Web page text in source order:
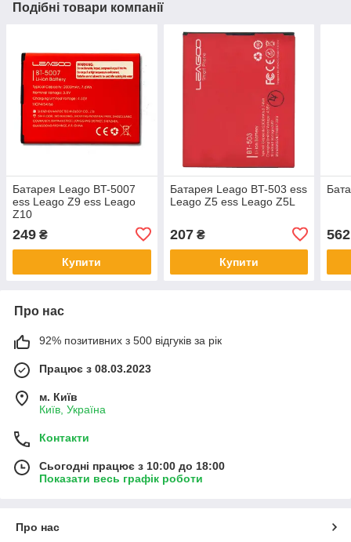
Подібні товари компанії
Батарея Leago BT-5007
ess Leago Z9 ess Leago
Z10
249 ₴
Купити
Батарея Leago BT-503 ess
Leago Z5 ess Leago Z5L
207₴
Купити
562
Про нас
92% позитивних з 500 відгуків за рік
Працює з 08.03.2023
м. Київ
Київ, Україна
Контакти
Сьогодні працює з 10:00 до 18:00
Показати весь графік роботи
Про нас